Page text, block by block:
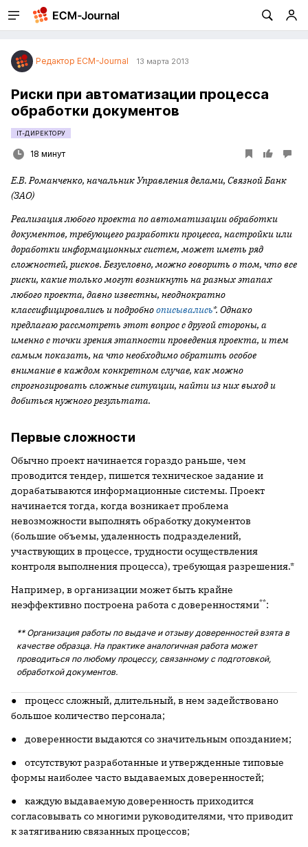
Редактор ECM-Journal 13 марта 2013
Риски при автоматизации процесса
обработки документов
IT-ДИРЕКТОРУ
18 минут
Е.В. Романченко, начальник Управления делами, Связной Банк
(ЗАО)
Реализация любого проекта по автоматизации обработки
документов, требующего разработки процесса, настройки или
доработки информационных систем, может иметь ряд
сложностей, рисков. Безусловно, можно говорить о том, что все
риски, какие только могут возникнуть на разных этапах
любого проекта, давно известны, неоднократно
классифицировались и подробноописывались*. Однако
предлагаю рассмотреть этот вопрос с другой стороны, а
именно с точки зрения этапности проведения проекта, и тем
самым показать, на что необходимо обратить особое
внимание в каждом конкретном случае, как можно
спрогнозировать сложные ситуации, найти из них выход и
добиться нужного результата.
Первые сложности
Обычно проект начинается гораздо раньше, чем
проводится тендер, пишется техническое задание и
дорабатываются информационные системы. Проект
начинается тогда, когда возникает проблема
невозможности выполнять обработку документов
(большие объемы, удаленность подразделений,
участвующих в процессе, трудности осуществления
контроля выполнения процесса), требующая разрешения.*
Например, в организации может быть крайне
неэффективно построена работа с доверенностями**:
** Организация работы по выдаче и отзыву доверенностей взята в
качестве образца. На практике аналогичная работа может
проводиться по любому процессу, связанному с подготовкой,
обработкой документов.
● процесс сложный, длительный, в нем задействовано
большое количество персонала;
● доверенности выдаются со значительным опозданием;
● отсутствуют разработанные и утвержденные типовые
формы наиболее часто выдаваемых доверенностей;
● каждую выдаваемую доверенность приходится
согласовывать со многими руководителями, что приводит
к затягиванию связанных процессов;